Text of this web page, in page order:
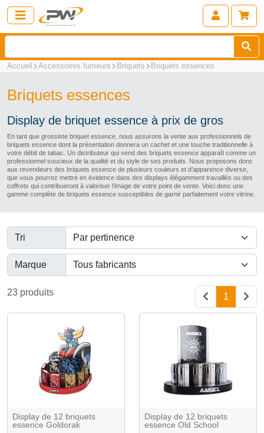
Accueil Accessoires fumeurs Briquets Briquets essences
Briquets essences
Display de briquet essence à prix de gros
En tant que grossiste briquet essence, nous assurons la vente aux professionnels de
briquets essence dont la présentation donnera un cachet et une touche traditionnelle à
votre débit de tabac. Un distributeur qui vend des briquets essence apparaît comme un
professionnel soucieux de la qualité et du style de ses produits. Nous proposons donc
aux revendeurs des briquets essence de plusieurs couleurs et d’apparence diverse,
que vous pourrez mettre en évidence dans des displays élégamment travaillés ou des
coffrets qui contribueront à valoriser l’image de votre point de vente. Voici donc une
gamme complète de briquets essence susceptibles de garnir parfaitement votre vitrine.
Tri
Marque
23 produits 1
Display de 12 briquets
essence Goldorak
Display de 12 briquets
essence Old School